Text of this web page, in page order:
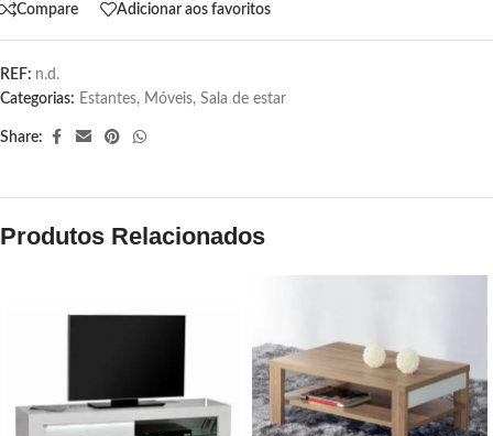
Compare Adicionar aos favoritos
REF: n.d.
Categorias: Estantes, Móveis, Sala de estar
Share:
Produtos Relacionados